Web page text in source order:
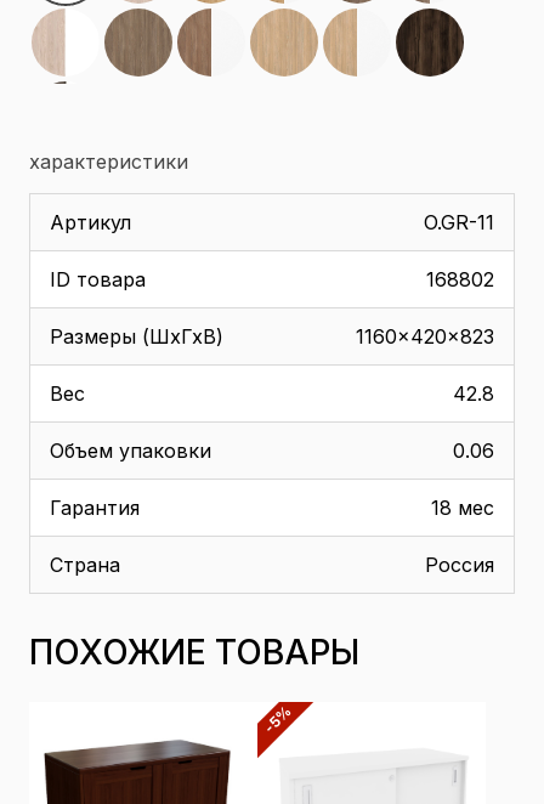
характеристики
Артикул O.GR-11
ID товара 168802
Размеры (ШхГхВ) 1160x420x823
Вес 42.8
Объем упаковки 0.06
Гарантия 18 мес
Страна Россия
ПОХОЖИЕ ТОВАРЫ
-5%